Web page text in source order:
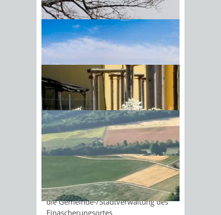
BIick vom Galgenberg auf
Hohenstadt
Sonnenschein am Morgen im
Ahornwald
Urne auf Hoher See außerhalb der
Dreimeilenzone. Dabei wird die Urne
mit der Asche von einem Schiff aus im
Küstengewässer beigesetzt.
Seen einschließlich des Bodensees in
Baden-Württemberg ist nicht erlaubt.
Da Seebestattungen nur für Urnen
vorgenommen werden, gelten die
selben Bestimmungen wie für eine
Feuerbestattung.
Zuständige Stelle
für die Erlaubnis zur Feuerbestattung,
sowie für die Ausnahmegenehmigung
für die Bestattung der Urne auf See:
die Gemeinde-/Stadtverwaltung des
Einäscherungsortes